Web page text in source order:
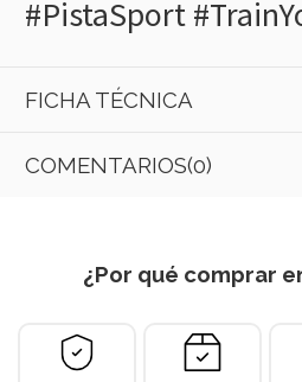
#PistaSport
FICHA TÉCNICA
COMENTARIOS(0)
¿Por qué comprar